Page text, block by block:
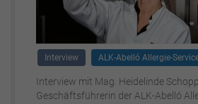
Interview ALK-Abelló Allergie-
Interview mit Mag. Heidelinde
Geschäftsführerin der ALK-Abelló